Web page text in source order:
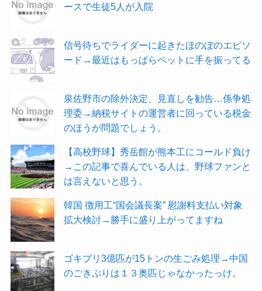
ースで生徒5人が入院
信号待ちでライダーに起きたほのぼのエピソ
ード→最近はもっぱらペットに手を振ってる
泉佐野市の除外決定、見直しを勧告…係争処
理委→納税サイトの運営者に回っている税金
のほうが問題でしょう。
【高校野球】秀岳館が熊本工にコールド負け
→この記事で喜んでいる人は、野球ファンと
は言えないと思う。
韓国 徴用工“国会議長案” 慰謝料支払い対象
拡大検討→勝手に盛り上がってますね
ゴキブリ3億匹が15トンの生ごみ処理→中国
のごきぶりは１３奥匹じゃなかったっけ。